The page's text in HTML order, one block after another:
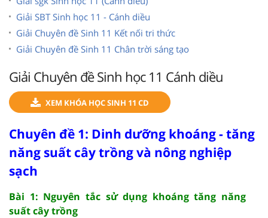
Giải SBT Sinh học 11 - Cánh diều
Giải Chuyên đề Sinh 11 Kết nối tri thức
Giải Chuyên đề Sinh 11 Chân trời sáng tạo
Giải Chuyên đề Sinh học 11 Cánh diều
XEM KHÓA HỌC SINH 11 CD
Chuyên đề 1: Dinh dưỡng khoáng - tăng
năng suất cây trồng và nông nghiệp
sạch
Bài 1: Nguyên tắc sử dụng khoáng tăng năng
suất cây trồng